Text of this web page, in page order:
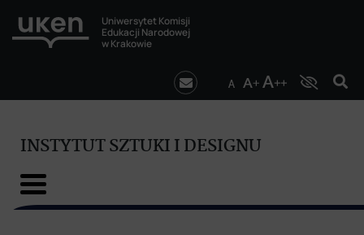
Uniwersytet Komisji
Edukacji Narodowej
w Krakowie
INSTYTUT SZTUKI I DESIGNU